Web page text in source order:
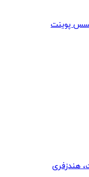
پوینت
هندزفری